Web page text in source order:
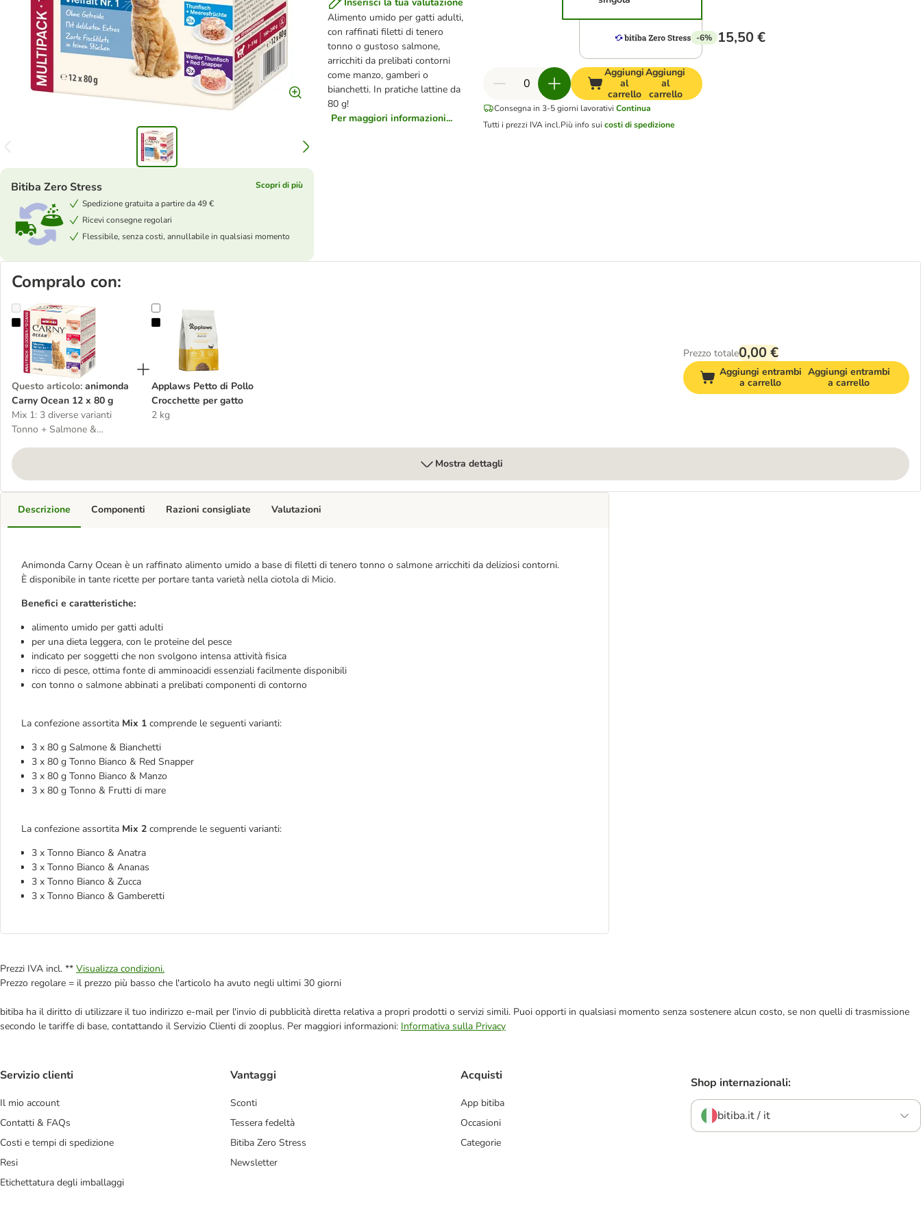
Alimento umido per gatti adulti,
con raffinati filetti di tenero
tonno o gustoso salmone,
arricchiti da prelibati contorni
come manzo, gamberi o
bianchetti. In pratiche lattine da
80 g!
Per maggiori informazioni...
Bitiba Zero Stress
Scopri di più
Spedizione gratuita a partire da 49 €
Ricevi consegne regolari
Flessibile, senza costi, annullabile in qualsiasi momento
-6% 15,50 €
Aggiungi
al
carrello
Aggiungi
al
carrello
Consegna in 3-5 giorni lavorativi Continua
Tutti i prezzi IVA incl.Più info suicosti di spedizione
Compralo con:
animonda Carny Ocean 12 x 80 g
Questo articolo: animonda
Carny Ocean 12 x 80 g
Mix 1: 3 diverse varianti
Tonno + Salmone &
Applaws Petto di Pollo Crocchette per gatto
Applaws Petto di Pollo
Crocchette per gatto
2 kg
Prezzo totale0,00 €
Aggiungi entrambi
a carrello
Aggiungi entrambi
a carrello
Mostra dettagli
Descrizione
Animonda Carny Ocean è un raffinato alimento umido a base di filetti di tenero tonno o salmone arricchiti da deliziosi contorni.
È disponibile in tante ricette per portare tanta varietà nella ciotola di Micio.
Benefici e caratteristiche:
alimento umido per gatti adulti
per una dieta leggera, con le proteine del pesce
indicato per soggetti che non svolgono intensa attività fisica
ricco di pesce, ottima fonte di amminoacidi essenziali facilmente disponibili
con tonno o salmone abbinati a prelibati componenti di contorno
La confezione assortita Mix 1 comprende le seguenti varianti:
3 x 80 g Salmone & Bianchetti
3 x 80 g Tonno Bianco & Red Snapper
3 x 80 g Tonno Bianco & Manzo
3 x 80 g Tonno & Frutti di mare
La confezione assortita Mix 2 comprende le seguenti varianti:
3 x Tonno Bianco & Anatra
3 x Tonno Bianco & Ananas
3 x Tonno Bianco & Zucca
3 x Tonno Bianco & Gamberetti
Componenti Razioni consigliate Valutazioni
Prezzi IVA incl. ** Visualizza condizioni.
Prezzo regolare = il prezzo più basso che l'articolo ha avuto negli ultimi 30 giorni
bitiba ha il diritto di utilizzare il tuo indirizzo e-mail per l'invio di pubblicità diretta relativa a propri prodotti o servizi simili. Puoi opporti in qualsiasi momento senza sostenere alcun costo, se non quelli di trasmissione
secondo le tariffe di base, contattando il Servizio Clienti di zooplus. Per maggiori informazioni: Informativa sulla Privacy
Servizio clienti
Il mio account
Contatti & FAQs
Costi e tempi di spedizione
Resi
Etichettatura degli imballaggi
Vantaggi
Sconti
Tessera fedeltà
Bitiba Zero Stress
Newsletter
Acquisti
App bitiba
Occasioni
Categorie
Shop internazionali:
bitiba.it / it